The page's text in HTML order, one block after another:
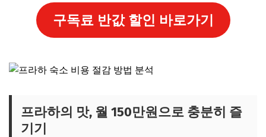
구독료 반값 할인 바로가기
프라하의 맛, 월 150만원으로 충분히 즐
기기